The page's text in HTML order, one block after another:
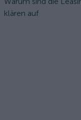
klären auf